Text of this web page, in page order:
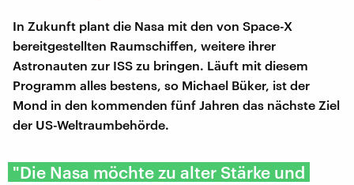
In Zukunft plant die Nasa mit den von Space-X
bereitgestellten Raumschiffen, weitere ihrer
Astronauten zur ISS zu bringen. Läuft mit diesem
Programm alles bestens, so Michael Büker, ist der
Mond in den kommenden fünf Jahren das nächste Ziel
der US-Weltraumbehörde.
"Die Nasa möchte zu alter Stärke und